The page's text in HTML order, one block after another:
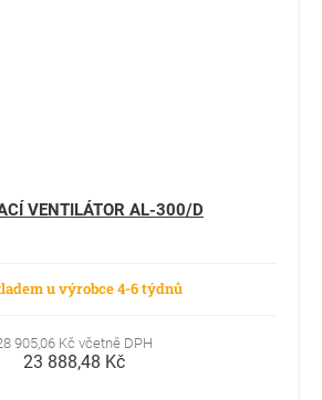
VENTILÁTOR AL-300/D
u výrobce 4-6 týdnů
905,06 Kč včetně DPH
23 888,48 Kč